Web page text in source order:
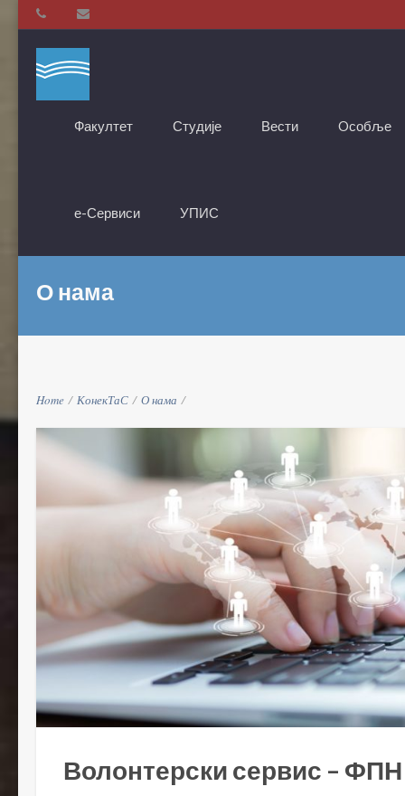
Факултет Студије Вести Oсобље
е-Сервиси УПИС
О нама
Home / КонекТаС / О нама /
Волонтерски сервис –